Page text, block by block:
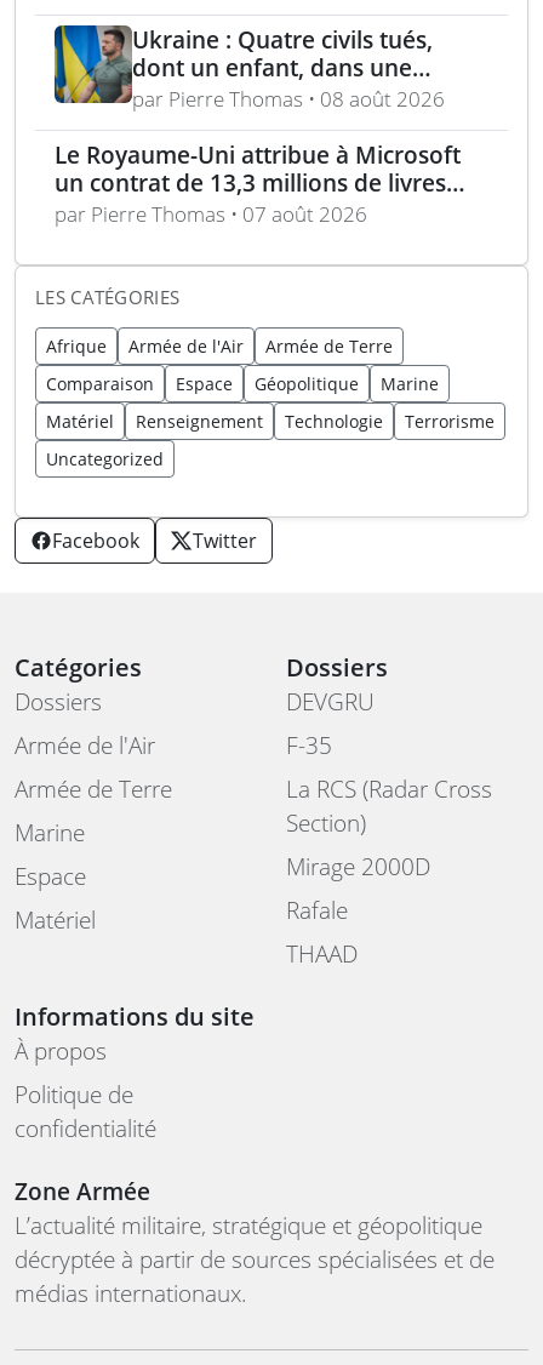
Ukraine : Quatre civils tués,
dont un enfant, dans une
attaque russe par missile
balistique sur Kiev – Deux
raffineries russes visées par
l’Ukraine
par Pierre Thomas • 08 août 2026
Le Royaume-Uni attribue à Microsoft
un contrat de 13,3 millions de livres
pour l’analyse des menaces
par Pierre Thomas • 07 août 2026
LES CATÉGORIES
Afrique Armée de l'Air
Armée de Terre
Comparaison
Espace Géopolitique
Marine
Matériel
Renseignement Technologie
Terrorisme
Uncategorized
Facebook Twitter
Catégories
Dossiers
Armée de l'Air
Armée de Terre
Marine
Espace
Matériel
Dossiers
DEVGRU
F-35
La RCS (Radar Cross
Section)
Mirage 2000D
Rafale
THAAD
Informations du site
À propos
Politique de
confidentialité
Zone Armée
L’actualité militaire, stratégique et géopolitique
décryptée à partir de sources spécialisées et de
médias internationaux.